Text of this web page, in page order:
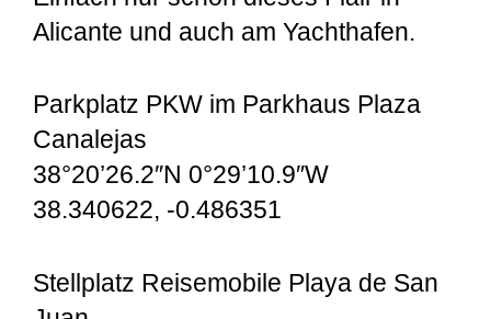
Alicante und auch am Yachthafen.
Parkplatz PKW im Parkhaus Plaza
Canalejas
38°20’26.2″N 0°29’10.9″W
38.340622, -0.486351
Stellplatz Reisemobile Playa de San